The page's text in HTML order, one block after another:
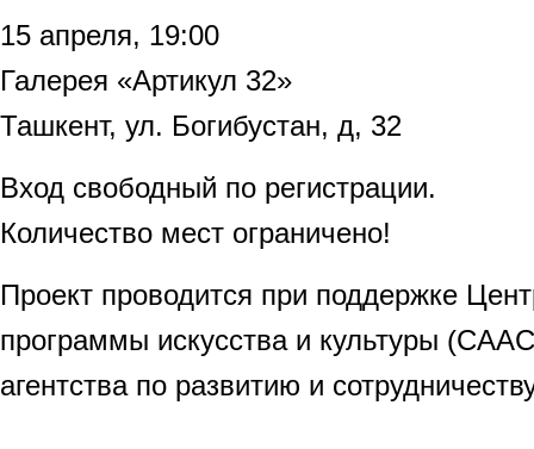
15 апреля, 19:00
Галерея «Артикул 32»
Ташкент, ул. Богибустан, д, 32
Вход свободный по регистрации.
Количество мест ограничено!
Проект проводится при поддержке
программы искусства и культуры
агентства по развитию и